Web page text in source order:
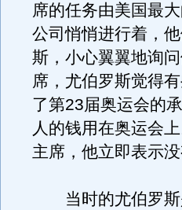
席的任务由美国最
公司悄悄进行着，
斯，小心翼翼地询
席，尤伯罗斯觉得
了第23届奥运会的
人的钱用在奥运会
主席，他立即表示没
当时的尤伯罗斯